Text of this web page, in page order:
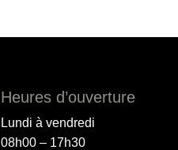
Heures d’ouverture
Lundi à vendredi
08h00 – 17h30